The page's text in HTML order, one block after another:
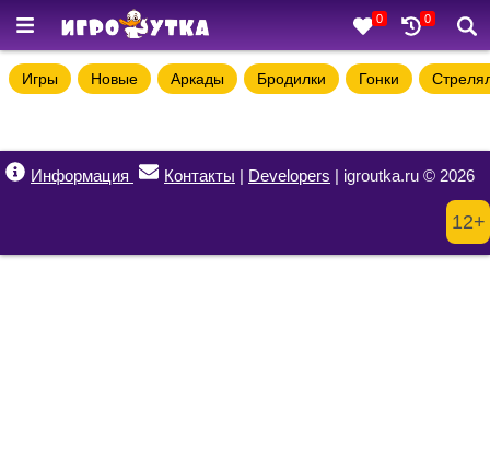
0 0
Игры Новые Аркады Бродилки Гонки
Информация Контакты | Developers | igroutka.ru © 2026
12+